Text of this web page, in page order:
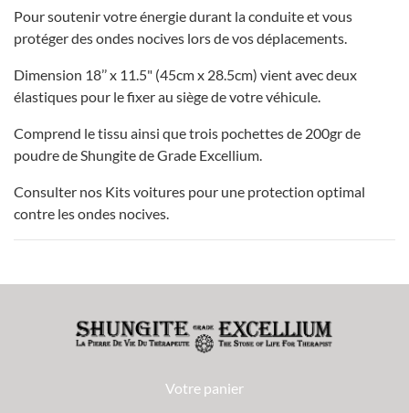
Pour soutenir votre énergie durant la conduite et vous
protéger des ondes nocives lors de vos déplacements.
Dimension 18’’ x 11.5" (45cm x 28.5cm) vient avec deux
élastiques pour le fixer au siège de votre véhicule.
Comprend le tissu ainsi que trois pochettes de 200gr de
poudre de Shungite de Grade Excellium.
Consulter nos Kits voitures pour une protection optimal
contre les ondes nocives.
Votre panier